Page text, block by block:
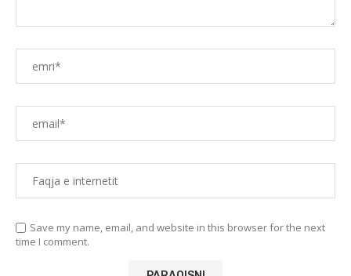
Save my name, email, and website in this browser for the next
time I comment.